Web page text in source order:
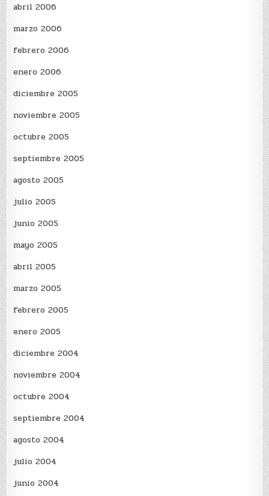
abril 2006
marzo 2006
febrero 2006
enero 2006
diciembre 2005
noviembre 2005
octubre 2005
septiembre 2005
agosto 2005
julio 2005
junio 2005
mayo 2005
abril 2005
marzo 2005
febrero 2005
enero 2005
diciembre 2004
noviembre 2004
octubre 2004
septiembre 2004
agosto 2004
julio 2004
junio 2004